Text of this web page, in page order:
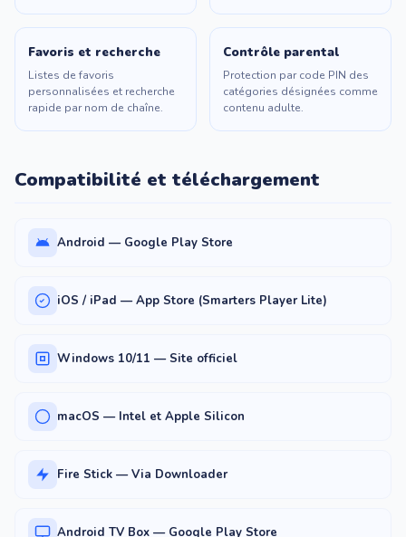
Favoris et recherche
Listes de favoris
personnalisées et recherche
rapide par nom de chaîne.
Contrôle parental
Protection par code PIN des
catégories désignées comme
contenu adulte.
Compatibilité et téléchargement
Android — Google Play Store
iOS / iPad — App Store (Smarters Player Lite)
Windows 10/11 — Site officiel
macOS — Intel et Apple Silicon
Fire Stick — Via Downloader
Android TV Box — Google Play Store